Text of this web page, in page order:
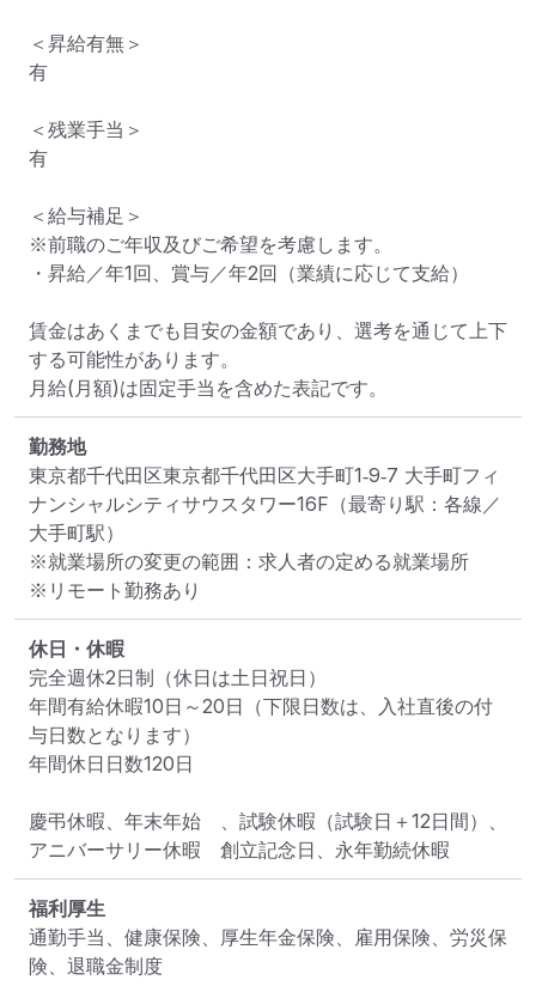
＜昇給有無＞
有
＜残業手当＞
有
＜給与補足＞
※前職のご年収及びご希望を考慮します。
・昇給／年1回、賞与／年2回（業績に応じて支給）
賃金はあくまでも目安の金額であり、選考を通じて上下
する可能性があります。
月給(月額)は固定手当を含めた表記です。
勤務地
東京都千代田区東京都千代田区大手町1‐9‐7 大手町フィ
ナンシャルシティサウスタワー16F （最寄り駅：各線／
大手町駅）
※就業場所の変更の範囲：求人者の定める就業場所
※リモート勤務あり
休日・休暇
完全週休2日制（休日は土日祝日）
年間有給休暇10日～20日（下限日数は、入社直後の付
与日数となります）
年間休日日数120日
慶弔休暇、年末年始　、試験休暇（試験日＋12日間）、
アニバーサリー休暇　創立記念日、永年勤続休暇
福利厚生
通勤手当、健康保険、厚生年金保険、雇用保険、労災保
険、退職金制度